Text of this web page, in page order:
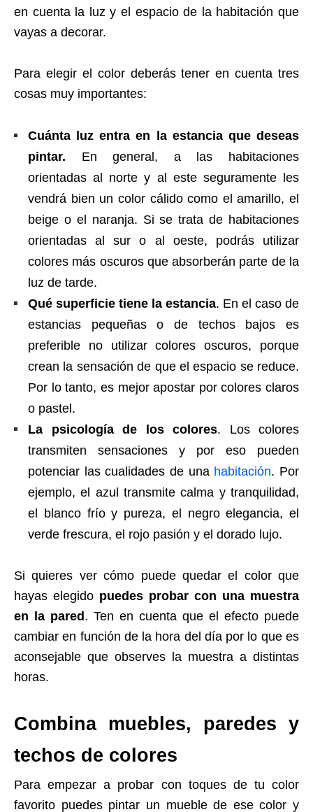
en cuenta la luz y el espacio de la habitación que
vayas a decorar.
Para elegir el color deberás tener en cuenta tres
cosas muy importantes:
Cuánta luz entra en la estancia que deseas
pintar. En general, a las habitaciones
orientadas al norte y al este seguramente les
vendrá bien un color cálido como el amarillo, el
beige o el naranja. Si se trata de habitaciones
orientadas al sur o al oeste, podrás utilizar
colores más oscuros que absorberán parte de la
luz de tarde.
Qué superficie tiene la estancia. En el caso de
estancias pequeñas o de techos bajos es
preferible no utilizar colores oscuros, porque
crean la sensación de que el espacio se reduce.
Por lo tanto, es mejor apostar por colores claros
o pastel.
La psicología de los colores. Los colores
transmiten sensaciones y por eso pueden
potenciar las cualidades de una habitación. Por
ejemplo, el azul transmite calma y tranquilidad,
el blanco frío y pureza, el negro elegancia, el
verde frescura, el rojo pasión y el dorado lujo.
Si quieres ver cómo puede quedar el color que
hayas elegido puedes probar con una muestra
en la pared . Ten en cuenta que el efecto puede
cambiar en función de la hora del día por lo que es
aconsejable que observes la muestra a distintas
horas.
Combina muebles, paredes y
techos de colores
Para empezar a probar con toques de tu color
favorito puedes pintar un mueble de ese color y